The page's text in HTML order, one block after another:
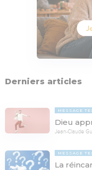
Derniers articles
MESSAGE
Dieu
Jean-Claude
MESSAGE
La